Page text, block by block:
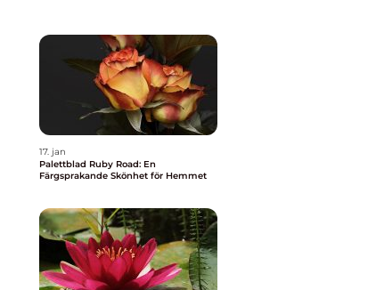
17. jan
Palettblad Ruby Road: En
Färgsprakande Skönhet för Hemmet